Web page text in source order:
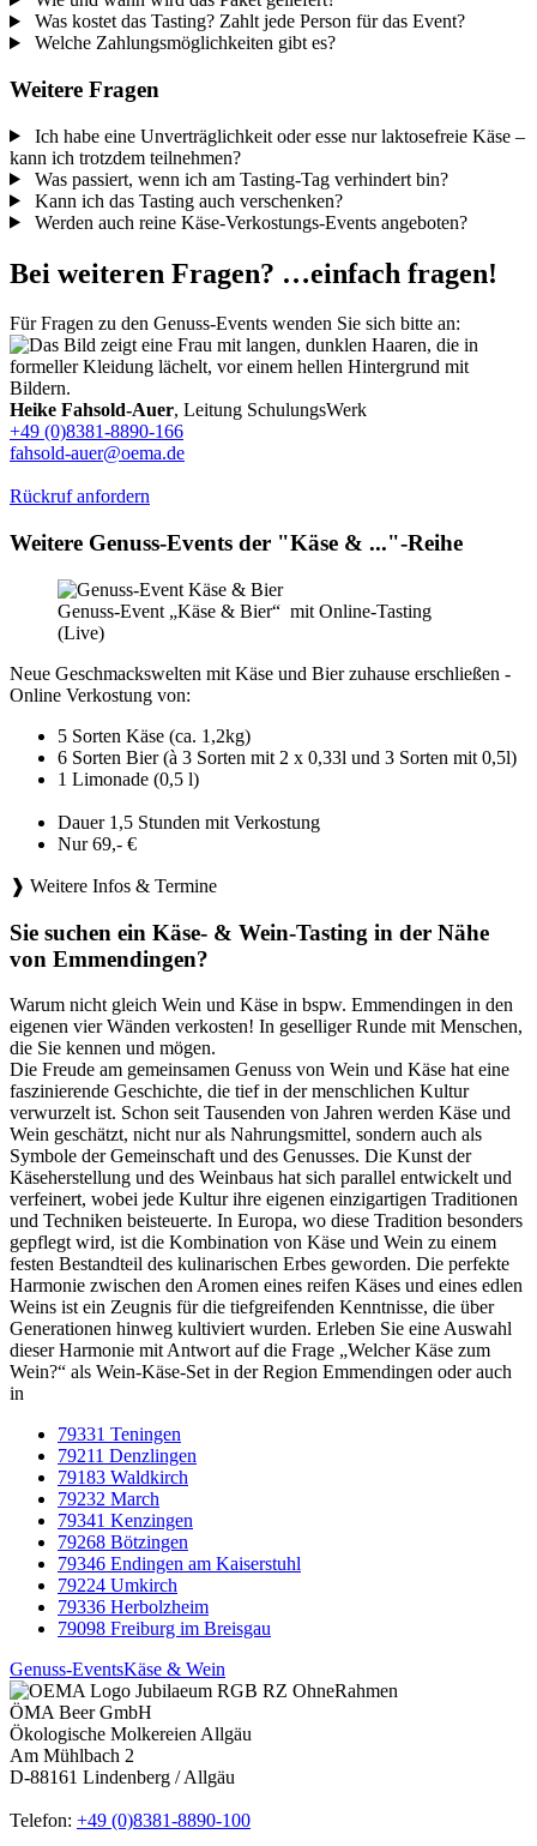
Was kostet das Tasting? Zahlt jede Person für das Event?
Welche Zahlungsmöglichkeiten gibt es?
Weitere Fragen
Ich habe eine Unverträglichkeit oder esse nur laktosefreie Käse –
kann ich trotzdem teilnehmen?
Was passiert, wenn ich am Tasting-Tag verhindert bin?
Kann ich das Tasting auch verschenken?
Werden auch reine Käse-Verkostungs-Events angeboten?
Bei weiteren Fragen? …einfach fragen!
Für Fragen zu den Genuss-Events wenden Sie sich bitte an:
Heike Fahsold-Auer, Leitung SchulungsWerk
+49 (0)8381-8890-166
fahsold-auer@oema.de
Rückruf anfordern
Weitere Genuss-Events der "Käse & ..."-Reihe
Genuss-Event „Käse & Bier“ mit Online-Tasting
(Live)
Neue Geschmackswelten mit Käse und Bier zuhause erschließen -
Online Verkostung von:
5 Sorten Käse (ca. 1,2kg)
6 Sorten Bier (à 3 Sorten mit 2 x 0,33l und 3 Sorten mit 0,5l)
1 Limonade (0,5 l)
Dauer 1,5 Stunden mit Verkostung
Nur 69,- €
❱ Weitere Infos & Termine
Sie suchen ein Käse- & Wein-Tasting in der Nähe
von Emmendingen?
Warum nicht gleich Wein und Käse in bspw. Emmendingen in den
eigenen vier Wänden verkosten! In geselliger Runde mit Menschen,
die Sie kennen und mögen.
Die Freude am gemeinsamen Genuss von Wein und Käse hat eine
faszinierende Geschichte, die tief in der menschlichen Kultur
verwurzelt ist. Schon seit Tausenden von Jahren werden Käse und
Wein geschätzt, nicht nur als Nahrungsmittel, sondern auch als
Symbole der Gemeinschaft und des Genusses. Die Kunst der
Käseherstellung und des Weinbaus hat sich parallel entwickelt und
verfeinert, wobei jede Kultur ihre eigenen einzigartigen Traditionen
und Techniken beisteuerte. In Europa, wo diese Tradition besonders
gepflegt wird, ist die Kombination von Käse und Wein zu einem
festen Bestandteil des kulinarischen Erbes geworden. Die perfekte
Harmonie zwischen den Aromen eines reifen Käses und eines edlen
Weins ist ein Zeugnis für die tiefgreifenden Kenntnisse, die über
Generationen hinweg kultiviert wurden. Erleben Sie eine Auswahl
dieser Harmonie mit Antwort auf die Frage „Welcher Käse zum
Wein?“ als Wein-Käse-Set in der Region Emmendingen oder auch
in
79331 Teningen
79211 Denzlingen
79183 Waldkirch
79232 March
79341 Kenzingen
79268 Bötzingen
79346 Endingen am Kaiserstuhl
79224 Umkirch
79336 Herbolzheim
79098 Freiburg im Breisgau
Genuss-EventsKäse & Wein
ÖMA Beer GmbH
Ökologische Molkereien Allgäu
Am Mühlbach 2
D-88161 Lindenberg / Allgäu
Telefon: +49 (0)8381-8890-100